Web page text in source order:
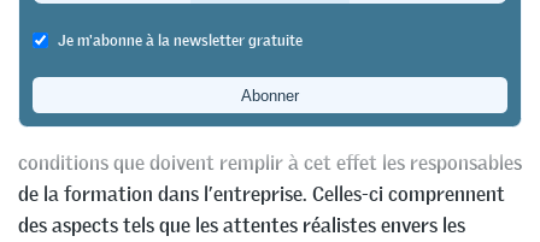
leurs difficultés d’apprentissage ou leurs problèmes de
comportement. L’étude AgiL s’est interrogée sur les
conditions que doivent remplir à cet effet les responsables
de la formation dans l’entreprise. Celles-ci comprennent
des aspects tels que les attentes réalistes envers les
Je m'abonne à la newsletter gratuite